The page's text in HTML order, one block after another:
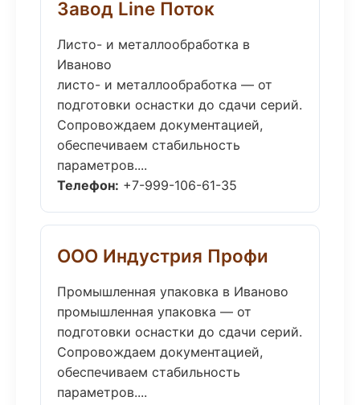
Завод Line Поток
Листо- и металлообработка в
Иваново
листо- и металлообработка — от
подготовки оснастки до сдачи серий.
Сопровождаем документацией,
обеспечиваем стабильность
параметров....
Телефон: +7-999-106-61-35
ООО Индустрия Профи
Промышленная упаковка в Иваново
промышленная упаковка — от
подготовки оснастки до сдачи серий.
Сопровождаем документацией,
обеспечиваем стабильность
параметров....